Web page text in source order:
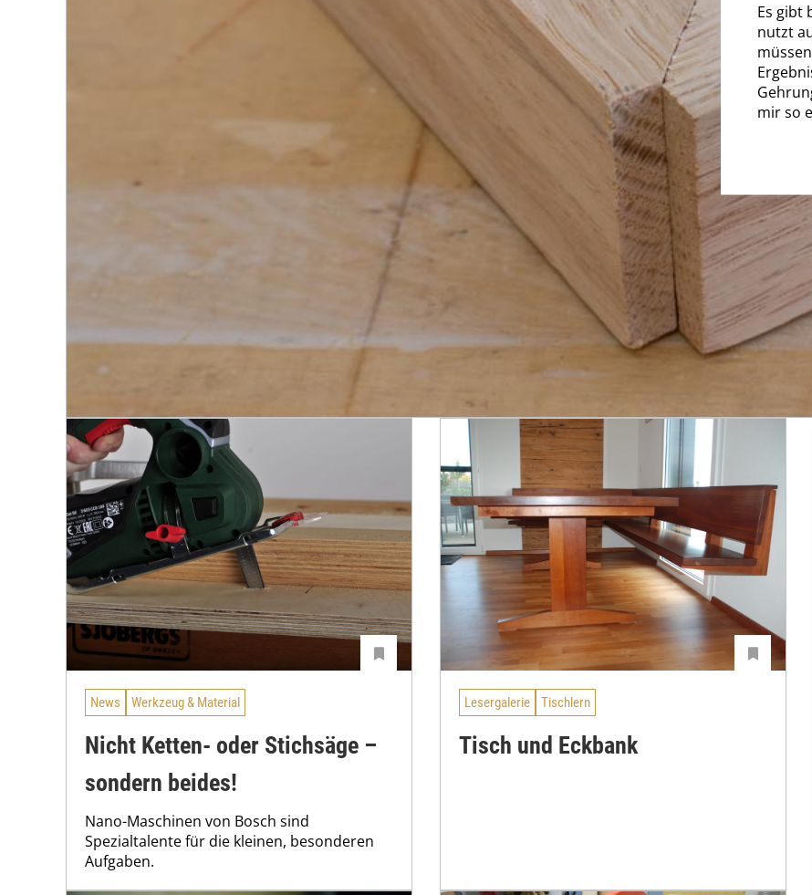
Es gibt
nutzt
mir so
News Werkzeug & Material
Nicht Ketten- oder Stichsäge –
sondern beides!
Nano-Maschinen von Bosch sind
Spezialtalente für die kleinen, besonderen
Aufgaben.
Lesergalerie Tischlern
Tisch und Eckbank